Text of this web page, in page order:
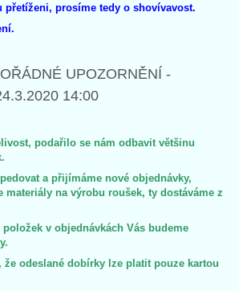
přetíženi, prosíme tedy o shovívavost.
UPOZORNĚNÍ -
14:00
podařilo se nám odbavit většinu
a přijímáme nové objednávky,
materiály na výrobu roušek, ty dostáváme z
v objednávkách Vás budeme
odeslané dobírky lze platit pouze kartou